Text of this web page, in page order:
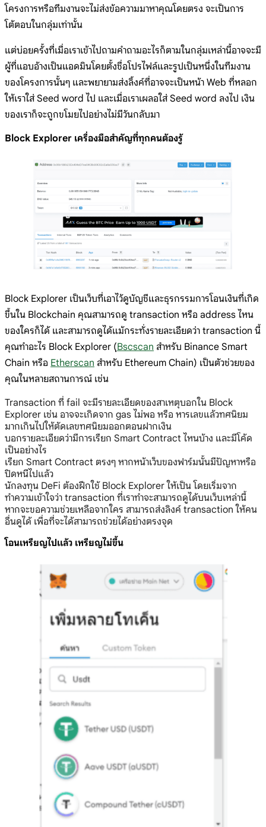
โครงการหรือทีมงานจะไม่ส่งข้อความมาหาคุณโดยตรง จะเป็นการ
โต้ตอบในกลุ่มเท่านั้น
แต่บ่อยครั้งที่เมื่อเราเข้าไปถามคำถามอะไรก็ตามในกลุ่มเหล่านี้อาจจะมี
ผู้ที่แอบอ้างเป็นแอดมินโดยตั้งชื่อโปรไฟล์และรูปเป็นหนึ่งในทีมงาน
ของโครงการนั้นๆ และพยายามส่งลิ้งค์ที่อาจจะเป็นหน้า Web ที่หลอก
ให้เราใส่ Seed word ไป และเมื่อเราเผลอใส่ Seed word ลงไป เงิน
ของเราก็จะถูกขโมยไปอย่างไม่มีวันกลับมา
Block Explorer เครื่องมือสำคัญที่ทุกคนต้องรู้
Block Explorer เป็นเว็บที่เอาไว้ดูบัญชีและธุรกรรมการโอนเงินที่เกิด
ขึ้นใน Blockchain คุณสามารถดู transaction หรือ address ไหน
ของใครก็ได้ และสามารถดูได้แม้กระทั่งรายละเอียดว่า transaction นี้
คุณทำอะไร Block Explorer (ฺBscscan สำหรับ Binance Smart
Chain หรือ Etherscan สำหรับ Ethereum Chain) เป็นตัวช่วยของ
คุณในหลายสถานการณ์ เช่น
Transaction ที่ fail จะมีรายละเอียดของสาเหตุบอกใน Block
Explorer เช่น อาจจะเกิดจาก gas ไม่พอ หรือ หารเลขแล้วทศนิยม
มากเกินไปให้ตัดเลขทศนิยมออกตอนฝากเงิน
บอกรายละเอียดว่ามีการเรียก Smart Contract ไหนบ้าง และมีโค้ด
เป็นอย่างไร
เรียก Smart Contract ตรงๆ หากหน้าเว็บของฟาร์มนั้นมีปัญหาหรือ
ปิดหนีไปแล้ว
นักลงทุน DeFi ต้องฝึกใช้ Block Explorer ให้เป็น โดยเริ่มจาก
ทำความเข้าใจว่า transaction ที่เราทำจะสามารถดูได้บนเว็บเหล่านี้
หากจะขอความช่วยเหลือจากใคร สามารถส่งลิงค์ transaction ให้คน
อื่นดูได้ เพื่อที่จะได้สามารถช่วยได้อย่างตรงจุด
โอนเหรียญไปแล้ว เหรียญไม่ขึ้น